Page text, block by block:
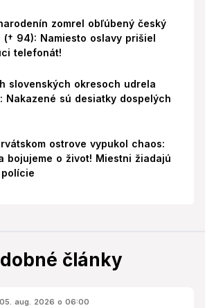
zomrel obľúbený český
(† 94): Namiesto oslavy prišiel
telefonát!
slovenských okresoch udrela
Nakazené sú desiatky dospelých
ostrove vypukol chaos:
bojujeme o život! Miestni žiadajú
články
05. aug. 2026 o 06:00